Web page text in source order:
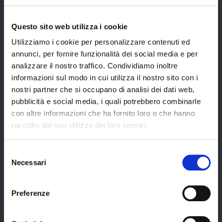
Questo sito web utilizza i cookie
Utilizziamo i cookie per personalizzare contenuti ed
annunci, per fornire funzionalità dei social media e per
analizzare il nostro traffico. Condividiamo inoltre
informazioni sul modo in cui utilizza il nostro sito con i
nostri partner che si occupano di analisi dei dati web,
pubblicità e social media, i quali potrebbero combinarle
con altre informazioni che ha fornito loro o che hanno
raccolto dal suo utilizzo dei loro servizi.
delNecessari
Preferenze
Atti generali
Uffici e orari
Trasparenza – anticorruzione
CUG – Comitato Unico di Garanzia per le Pari Opportunità
Certificazione di qualità
Servizi
Modulistica